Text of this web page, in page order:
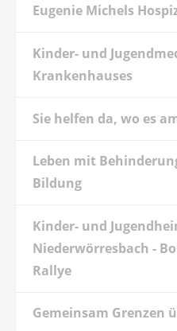
Eugenie Michels
Kinder- und
Krankenhauses
Sie helfen da, wo es
Leben mit
Bildung
Kinder- und
Niederwörresbach -
Rallye
Gemeinsam Grenzen